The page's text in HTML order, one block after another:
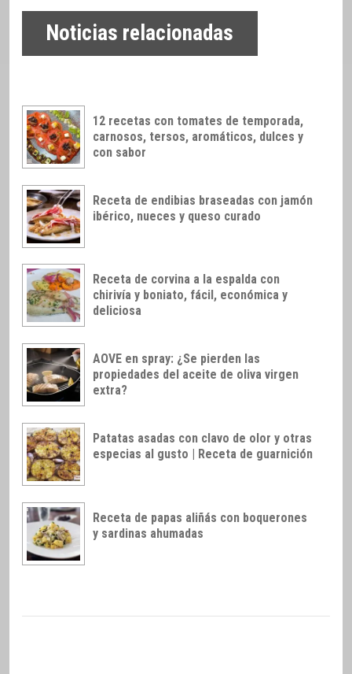
Noticias relacionadas
12 recetas con tomates de temporada,
carnosos, tersos, aromáticos, dulces y
con sabor
Receta de endibias braseadas con jamón
ibérico, nueces y queso curado
Receta de corvina a la espalda con
chirivía y boniato, fácil, económica y
deliciosa
AOVE en spray: ¿Se pierden las
propiedades del aceite de oliva virgen
extra?
Patatas asadas con clavo de olor y otras
especias al gusto | Receta de guarnición
Receta de papas aliñás con boquerones
y sardinas ahumadas